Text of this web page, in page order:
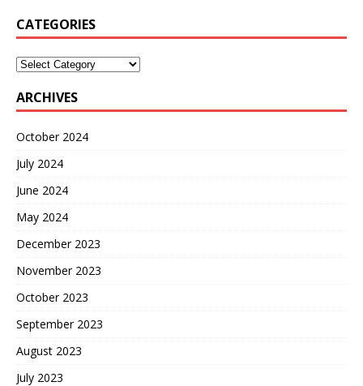
CATEGORIES
ARCHIVES
October 2024
July 2024
June 2024
May 2024
December 2023
November 2023
October 2023
September 2023
August 2023
July 2023